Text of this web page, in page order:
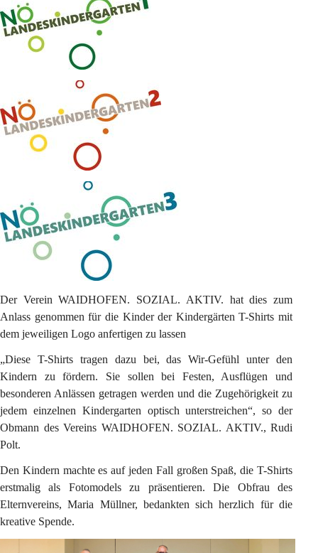
Der Verein WAIDHOFEN. SOZIAL. AKTIV. hat dies zum
Anlass genommen für die Kinder der Kindergärten T-Shirts mit
dem jeweiligen Logo anfertigen zu lassen
„Diese T-Shirts tragen dazu bei, das Wir-Gefühl unter den
Kindern zu fördern. Sie sollen bei Festen, Ausflügen und
besonderen Anlässen getragen werden und die Zugehörigkeit zu
jedem einzelnen Kindergarten optisch unterstreichen“, so der
Obmann des Vereins WAIDHOFEN. SOZIAL. AKTIV., Rudi
Polt.
Den Kindern machte es auf jeden Fall großen Spaß, die T-Shirts
erstmalig als Fotomodels zu präsentieren. Die Obfrau des
Elternvereins, Maria Müllner, bedankten sich herzlich für die
kreative Spende.